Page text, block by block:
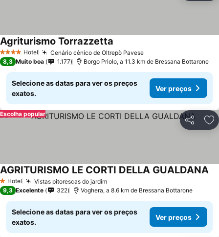
4 EstrelasHotel Cenário cênico de Oltrepò Pavese
Agriturismo Torrazzetta
8,3 Muito boa 1.177 Borgo Priolo, a 11.3 km de Bressana Bottarone
Selecione as datas para ver os preços
exatos.
Ver preços
Partilhar
Escolha popular
1 Estrelas
Hotel Vistas pitorescas do jardim
AGRITURISMO LE CORTI DELLA GUALDANA
9,3 Excelente 322 Voghera, a 8.6 km de Bressana Bottarone
Selecione as datas para ver os preços
exatos.
Ver preços